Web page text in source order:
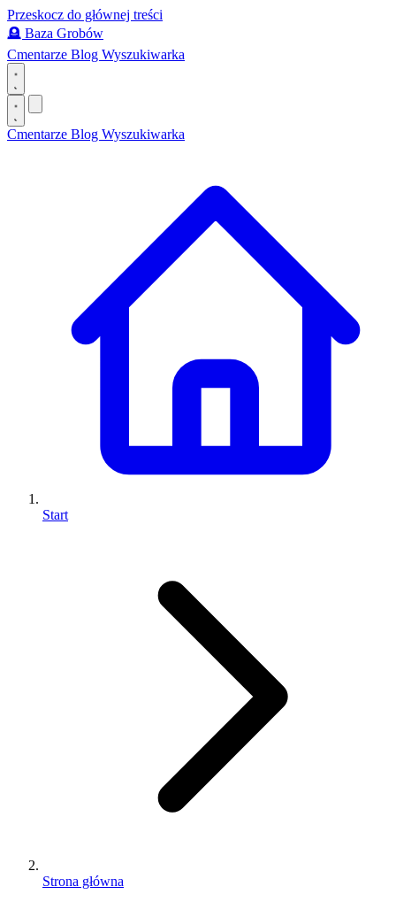
Przeskocz do głównej treści
🪦 Baza Grobów
Cmentarze Blog Wyszukiwarka
Cmentarze Blog Wyszukiwarka
Start
Strona główna